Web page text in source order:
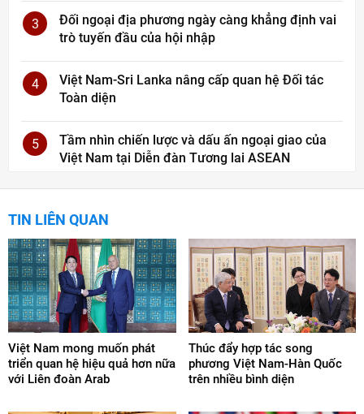
3
Đối ngoại địa phương ngày càng khẳng định vai
trò tuyến đầu của hội nhập
4
Việt Nam-Sri Lanka nâng cấp quan hệ Đối tác
Toàn diện
5
Tầm nhìn chiến lược và dấu ấn ngoại giao của
Việt Nam tại Diễn đàn Tương lai ASEAN
TIN LIÊN QUAN
Việt Nam mong muốn phát
triển quan hệ hiệu quả hơn nữa
với Liên đoàn Arab
Thúc đẩy hợp tác song
phương Việt Nam-Hàn Quốc
trên nhiều bình diện